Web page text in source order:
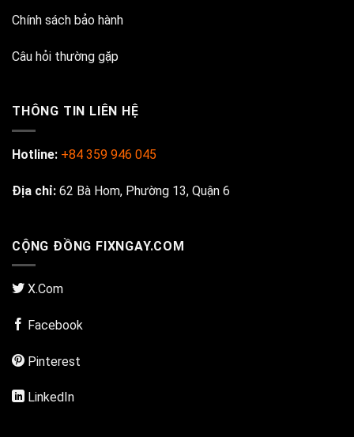
Chính sách bảo hành
Câu hỏi thường gặp
THÔNG TIN LIÊN HỆ
Hotline: +84 359 946 045
Địa chỉ: 62 Bà Hom, Phường 13, Quận 6
CỘNG ĐỒNG FIXNGAY.COM
X.Com
Facebook
Pinterest
LinkedIn